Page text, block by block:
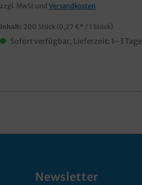
zzgl. MwSt und Versandkosten
Inhalt: 200 Stück (0,27 €* / 1 Stück)
Sofort verfügbar, Lieferzeit: 1-3 Tage
Newsletter